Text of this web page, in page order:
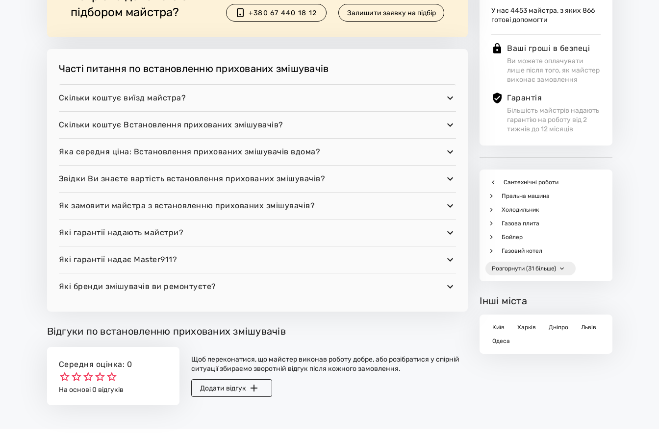
У нас4453 майстра, з яких866
готові допомогти
Ваші гроші в безпеці
Ви можете оплачувати
лише після того, як майстер
виконає замовлення
Гарантія
Більшість майстрів надають
гарантію на роботу від 2
тижнів до 12 місяців
Сантехнічні роботи
Пральна машина
Холодильник
Газова плита
Бойлер
Газовий котел
Розгорнути (31 більше)
Інші міста
Київ Харків Дніпро
Львів
Одеса
підбором майстра?
+380 67 440 18 12 Залишити заявку на підбір
Часті питання по встановленню прихованих змішувачів
Скільки коштує виїзд майстра?
Скільки коштує Встановлення прихованих змішувачів?
Яка середня ціна: Встановлення прихованих змішувачів вдома?
Звідки Ви знаєте вартість встановлення прихованих змішувачів?
Як замовити майстра з встановленню прихованих змішувачів?
Які гарантії надають майстри?
Які гарантії надає Master911?
Які бренди змішувачів ви ремонтуєте?
Відгуки по встановленню прихованих змішувачів
Середня оцінка: 0
На основі 0 відгуків
Щоб переконатися, що майстер виконав роботу добре, або розібратися у спірній
ситуації збираємо зворотній відгук після кожного замовлення.
Додати відгук